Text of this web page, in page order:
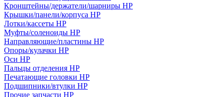
Кронштейны/держатели/шарниры HP
Крышки/панели/корпуса HP
Лотки/кассеты HP
Муфты/соленоиды HP
Направляющие/пластины HP
Опоры/кулачки HP
Оси HP
Пальцы отделения HP
Печатающие головки HP
Подшипники/втулки HP
Прочие запчасти HP